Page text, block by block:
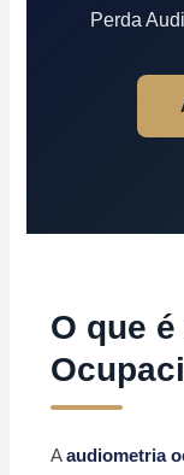
Perda
O que
Aaudiometria